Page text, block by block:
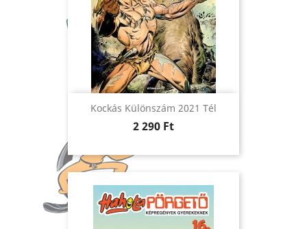
Kockás Különszám 2021 Tél
Ár
2 290 Ft